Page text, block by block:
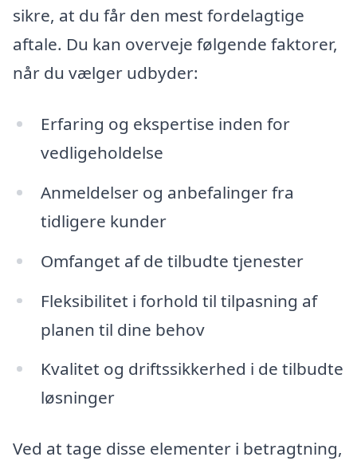
sikre, at du får den mest fordelagtige
aftale. Du kan overveje følgende faktorer,
når du vælger udbyder:
Erfaring og ekspertise inden for
vedligeholdelse
Anmeldelser og anbefalinger fra
tidligere kunder
Omfanget af de tilbudte tjenester
Fleksibilitet i forhold til tilpasning af
planen til dine behov
Kvalitet og driftssikkerhed i de tilbudte
løsninger
Ved at tage disse elementer i betragtning,